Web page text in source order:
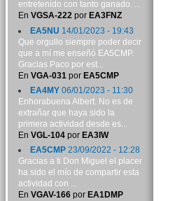
entretenido con tanto ganado. ...
En VGSA-222por EA3FNZ
EA5NU 14/01/2023 - 19:43
Que orgullo siempre poder decir
que a mí me enseñó EA5CMP.
Gracias Paco por est...
En VGA-031 por EA5CMP
EA4MY06/01/2023 - 11:30
Enhorabuena Albert. No es de
extrañar que haya sido la
primera actividad desde es...
En VGL-104por EA3IW
EA5CMP23/09/2022 - 12:28
Gracias a ti Don Miguel el placer
ha sido el mío de compartir esta
actividad con ...
En VGAV-166por EA1DMP